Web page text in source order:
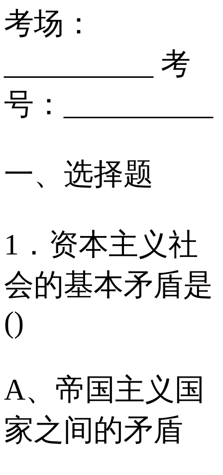
考场：
__________ 考
号：__________
一、选择题
1．资本主义社
会的基本矛盾是
()
A、帝国主义国
家之间的矛盾